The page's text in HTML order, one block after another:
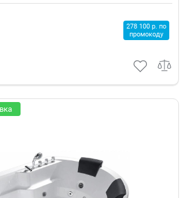
278 100 р. по
промокоду